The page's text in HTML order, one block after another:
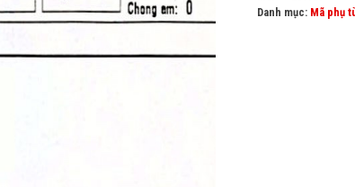
Danh mục: Mã phụ